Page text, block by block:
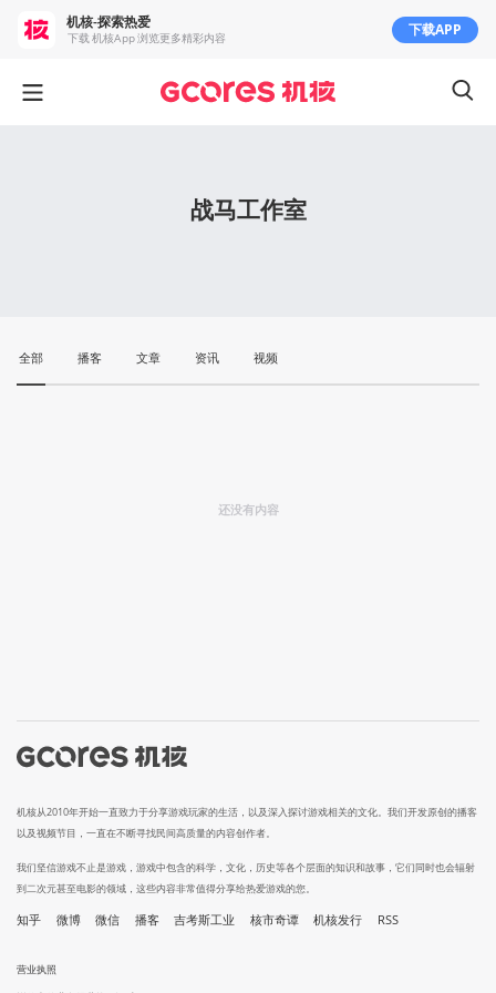
战马工作室
全部 播客 文章 资讯 视频
还没有内容
机核从2010年开始一直致力于分享游戏玩家的生活，以及深入探讨游戏相关的文化。我们开发原创的播客
以及视频节目，一直在不断寻找民间高质量的内容创作者。
我们坚信游戏不止是游戏，游戏中包含的科学，文化，历史等各个层面的知识和故事，它们同时也会辐射
到二次元甚至电影的领域，这些内容非常值得分享给热爱游戏的您。
知乎 微博 微信 播客 吉考斯工业 核市奇谭 机核发行 RSS
营业执照
机核-探索热爱
下载 机核App 浏览更多精彩内容 下载APP